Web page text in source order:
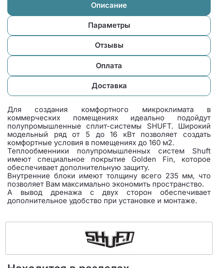
Описание
Параметры
Отзывы
Оплата
Доставка
Для создания комфортного микроклимата в
коммерческих помещениях идеально подойдут
полупромышленные сплит-системы SHUFT. Широкий
модельный ряд от 5 до 16 кВт позволяет создать
комфортные условия в помещениях до 160 м2.
Теплообменники полупромышленных систем Shuft
имеют специальное покрытие Golden Fin, которое
обеспечивает дополнительную защиту.
Внутренние блоки имеют толщину всего 235 мм, что
позволяет Вам максимально экономить пространство.
А вывод дренажа с двух сторон обеспечивает
дополнительное удобство при установке и монтаже.